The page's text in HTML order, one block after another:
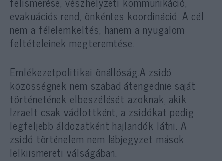
evakuációs rend, önkéntes koordináció. A cél
nem a félelemkeltés, hanem a nyugalom
feltételeinek megteremtése.
Emlékezetpolitikai önállóság.A zsidó
közösségnek nem szabad átengednie saját
történetének elbeszélését azoknak, akik
Izraelt csak vádlottként, a zsidókat pedig
legfeljebb áldozatként hajlandók látni. A
zsidó történelem nem lábjegyzet mások
lelkiismereti válságában.